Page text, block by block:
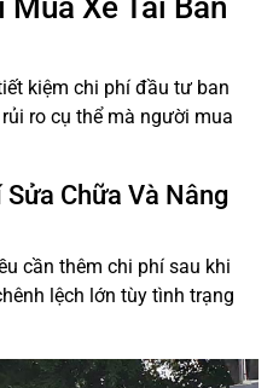
kiệm chi phí đầu tư ban
ro cụ thể mà người mua
Chữa Và Nâng
cần thêm chi phí sau khi
lệch lớn tùy tình trạng